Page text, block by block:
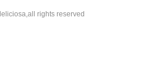
rights reserved